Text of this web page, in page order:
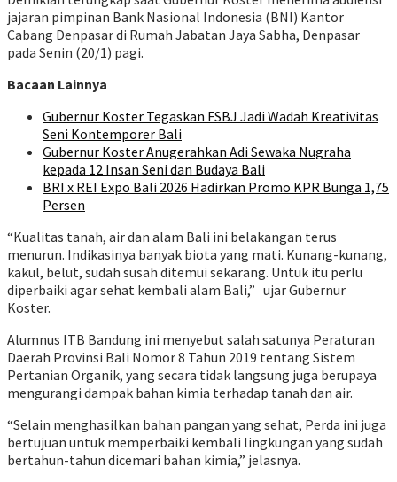
jajaran pimpinan Bank Nasional Indonesia (BNI) Kantor
Cabang Denpasar di Rumah Jabatan Jaya Sabha, Denpasar
pada Senin (20/1) pagi.
Bacaan Lainnya
Gubernur Koster Tegaskan FSBJ Jadi Wadah Kreativitas
Seni Kontemporer Bali
Gubernur Koster Anugerahkan Adi Sewaka Nugraha
kepada 12 Insan Seni dan Budaya Bali
BRI x REI Expo Bali 2026 Hadirkan Promo KPR Bunga 1,75
Persen
“Kualitas tanah, air dan alam Bali ini belakangan terus
menurun. Indikasinya banyak biota yang mati. Kunang-kunang,
kakul, belut, sudah susah ditemui sekarang. Untuk itu perlu
diperbaiki agar sehat kembali alam Bali,” ujar Gubernur
Koster.
Alumnus ITB Bandung ini menyebut salah satunya Peraturan
Daerah Provinsi Bali Nomor 8 Tahun 2019 tentang Sistem
Pertanian Organik, yang secara tidak langsung juga berupaya
mengurangi dampak bahan kimia terhadap tanah dan air.
“Selain menghasilkan bahan pangan yang sehat, Perda ini juga
bertujuan untuk memperbaiki kembali lingkungan yang sudah
bertahun-tahun dicemari bahan kimia,” jelasnya.